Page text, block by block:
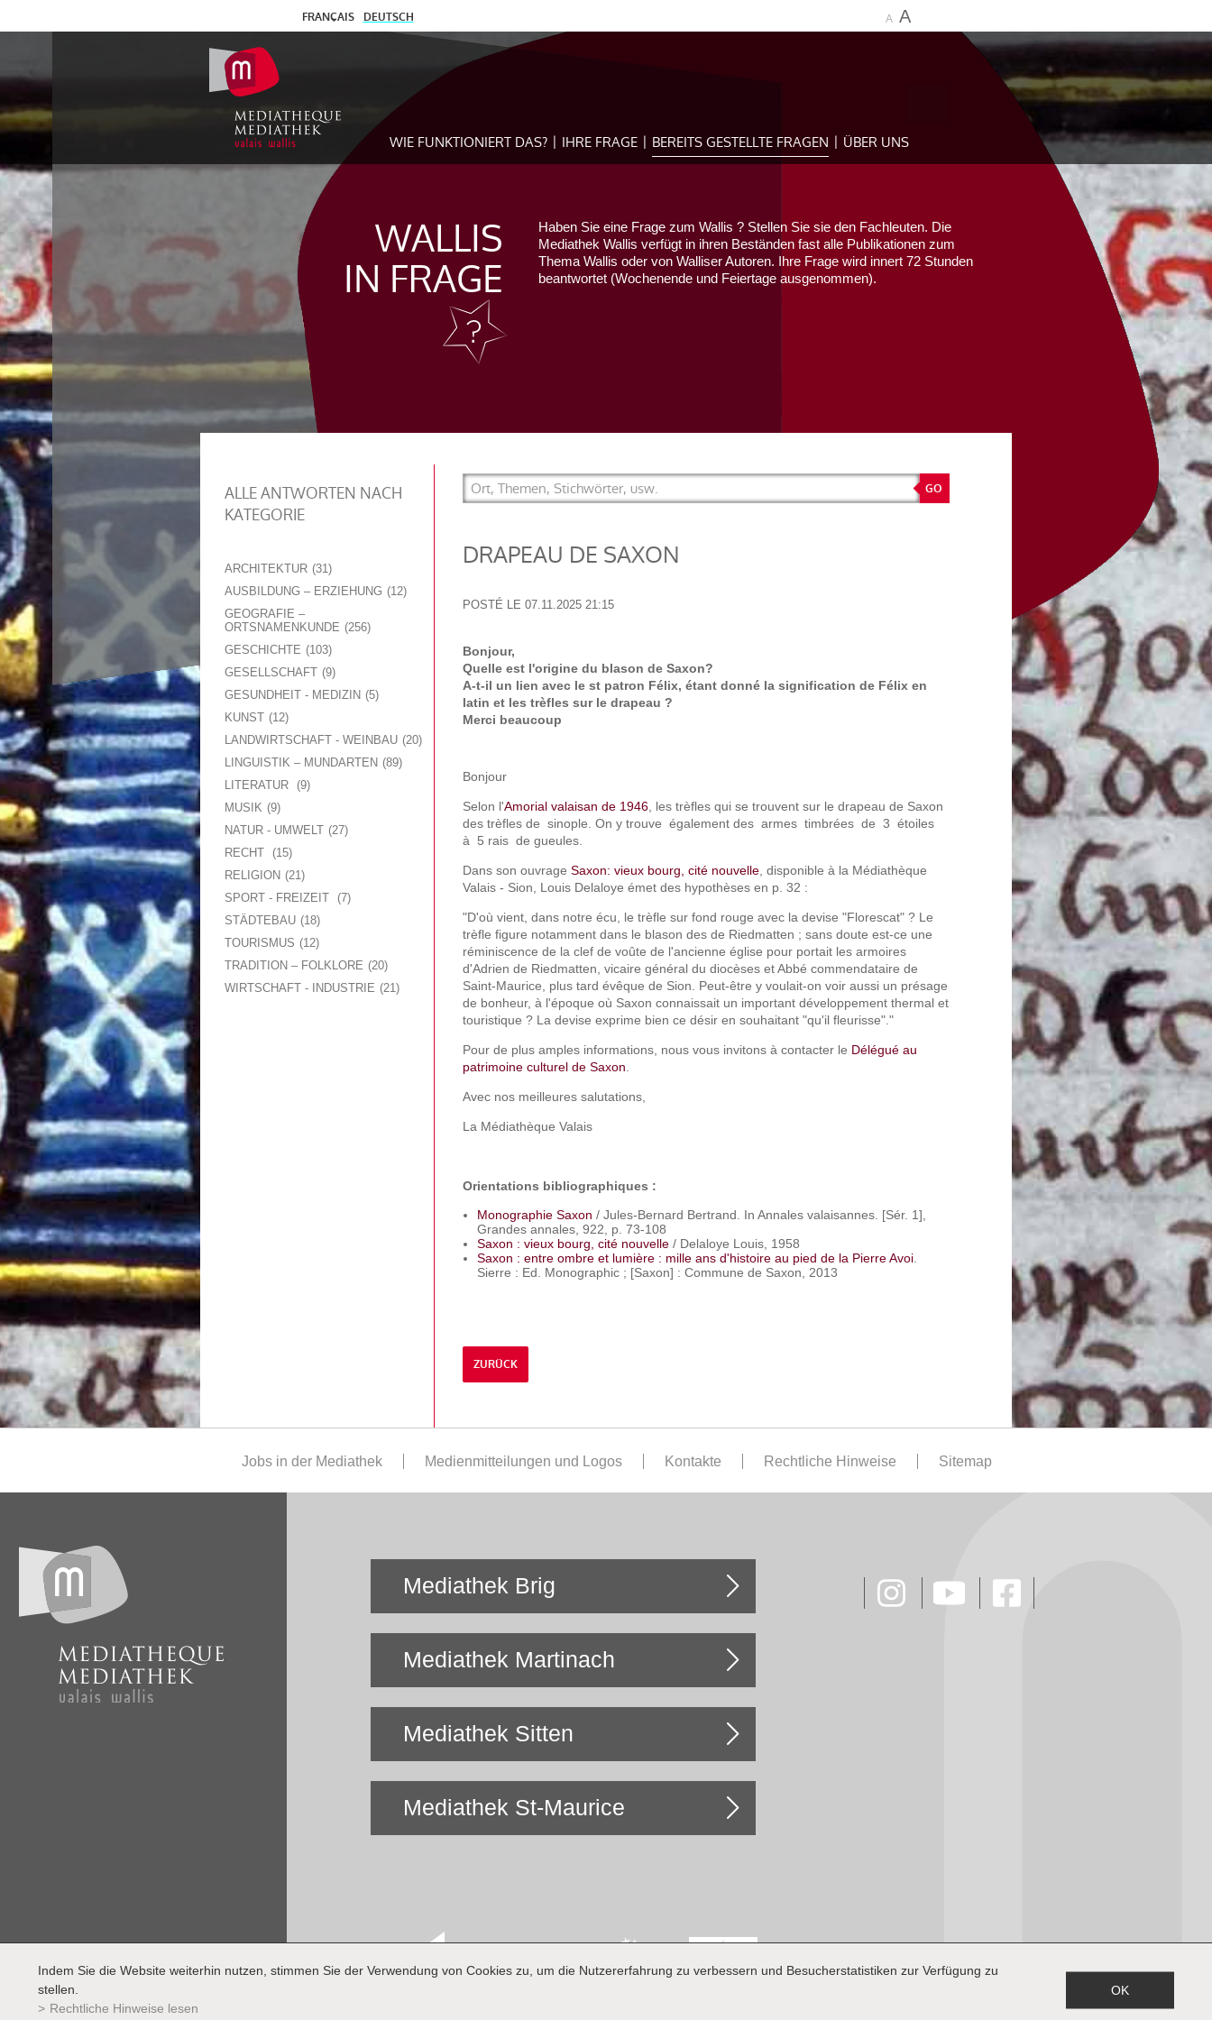
FRANÇAIS DEUTSCH A A
WIE FUNKTIONIERT DAS? IHRE FRAGE BEREITS GESTELLTE FRAGEN ÜBER UNS
WALLIS
IN FRAGE
Haben Sie eine Frage zum Wallis ? Stellen Sie sie den Fachleuten. Die
Mediathek Wallis verfügt in ihren Beständen fast alle Publikationen zum
Thema Wallis oder von Walliser Autoren. Ihre Frage wird innert 72 Stunden
beantwortet (Wochenende und Feiertage ausgenommen).
ALLE ANTWORTEN NACH
KATEGORIE
ARCHITEKTUR 31
AUSBILDUNG – ERZIEHUNG
12
GEOGRAFIE –
ORTSNAMENKUNDE
256
GESCHICHTE
103
GESELLSCHAFT 9
GESUNDHEIT - MEDIZIN
5
KUNST 12
LANDWIRTSCHAFT - WEINBAU 20
LINGUISTIK – MUNDARTEN
89
LITERATUR
9
MUSIK 9
NATUR - UMWELT 27
RECHT
15
RELIGION
21
SPORT - FREIZEIT
7
STÄDTEBAU 18
TOURISMUS
12
TRADITION – FOLKLORE
20
WIRTSCHAFT - INDUSTRIE
21
DRAPEAU DE SAXON
POSTÉ LE 07.11.2025 21:15
Bonjour,
Quelle est l'origine du blason de Saxon?
A-t-il un lien avec le st patron Félix, étant donné la signification de Félix en
latin et les trèfles sur le drapeau ?
Merci beaucoup
Bonjour
Selon l'Amorial valaisan de 1946, les trèfles qui se trouvent sur le drapeau de Saxon
des trèfles de sinople. On y trouve également des armes timbrées de 3 étoiles
à 5 rais de gueules.
Dans son ouvrage Saxon: vieux bourg, cité nouvelle, disponible à la Médiathèque
Valais - Sion, Louis Delaloye émet des hypothèses en p. 32 :
"D'où vient, dans notre écu, le trèfle sur fond rouge avec la devise "Florescat" ? Le
trèfle figure notamment dans le blason des de Riedmatten ; sans doute est-ce une
réminiscence de la clef de voûte de l'ancienne église pour portait les armoires
d'Adrien de Riedmatten, vicaire général du diocèses et Abbé commendataire de
Saint-Maurice, plus tard évêque de Sion. Peut-être y voulait-on voir aussi un présage
de bonheur, à l'époque où Saxon connaissait un important développement thermal et
touristique ? La devise exprime bien ce désir en souhaitant "qu'il fleurisse"."
Pour de plus amples informations, nous vous invitons à contacter le Délégué au
patrimoine culturel de Saxon
Avec nos meilleures salutations,
La Médiathèque Valais
Orientations bibliographiques :
Monographie Saxon / Jules-Bernard Bertrand. In Annales valaisannes. [Sér. 1],
Grandes annales, 922, p. 73-108
Saxon : vieux bourg, cité nouvelle/ Delaloye Louis, 1958
Saxon : entre ombre et lumière : mille ans d'histoire au pied de la Pierre Avoi.
Sierre : Ed. Monographic ; [Saxon] : Commune de Saxon, 2013
ZURÜCK
Jobs in der Mediathek Medienmitteilungen und Logos Kontakte Rechtliche Hinweise Sitemap
Mediathek Brig
Mediathek Martinach
Mediathek Sitten
Mediathek St-Maurice
Newsletter Anmeldung
Indem Sie die Website weiterhin nutzen, stimmen Sie der Verwendung von Cookies zu, um die Nutzererfahrung zu verbessern und Besucherstatistiken zur Verfügung zu
stellen.
Rechtliche Hinweise lesen
OK